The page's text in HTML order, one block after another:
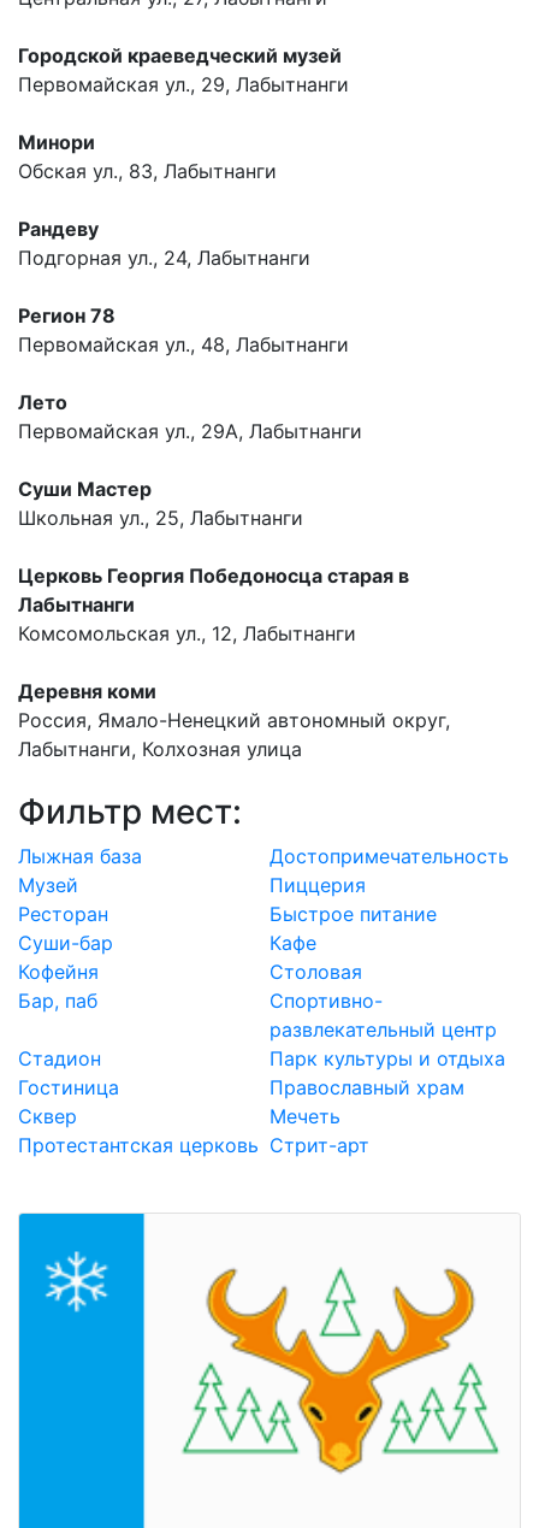
Городской краеведческий музей
Первомайская ул., 29, Лабытнанги
Минори
Обская ул., 83, Лабытнанги
Рандеву
Подгорная ул., 24, Лабытнанги
Регион 78
Первомайская ул., 48, Лабытнанги
Лето
Первомайская ул., 29А, Лабытнанги
Суши Мастер
Школьная ул., 25, Лабытнанги
Церковь Георгия Победоносца старая в
Лабытнанги
Комсомольская ул., 12, Лабытнанги
Деревня коми
Россия, Ямало-Ненецкий автономный округ,
Лабытнанги, Колхозная улица
Фильтр мест:
Лыжная база
Достопримечательность
Музей
Пиццерия
Ресторан
Быстрое питание
Суши-бар
Кафе
Кофейня
Столовая
Бар, паб
Спортивно-
развлекательный центр
Стадион
Парк культуры и отдыха
Гостиница
Православный храм
Сквер
Мечеть
Протестантская церковь Стрит-арт